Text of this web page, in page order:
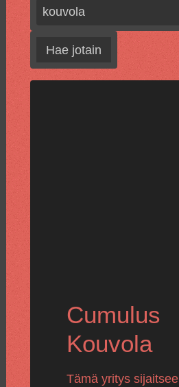
Hae jotain
Cumulus
Kouvola
Tämä yritys sijaitsee